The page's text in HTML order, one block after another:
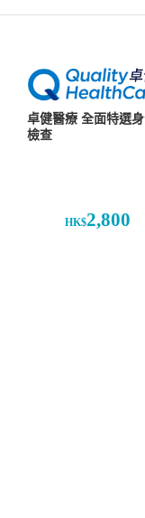
卓健醫療 全面特選
檢查
HK$2,800